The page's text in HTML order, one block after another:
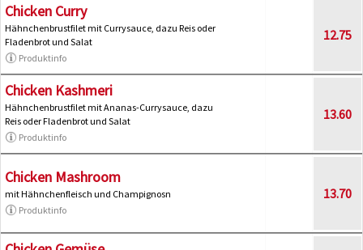
Chicken Curry
Hähnchenbrustfilet mit Currysauce, dazu Reis oder
Fladenbrot und Salat
Produktinfo
12.75
Chicken Kashmeri
Hähnchenbrustfilet mit Ananas-Currysauce, dazu
Reis oder Fladenbrot und Salat
Produktinfo
13.60
Chicken Mashroom
mit Hähnchenfleisch und Champignosn
Produktinfo
13.70